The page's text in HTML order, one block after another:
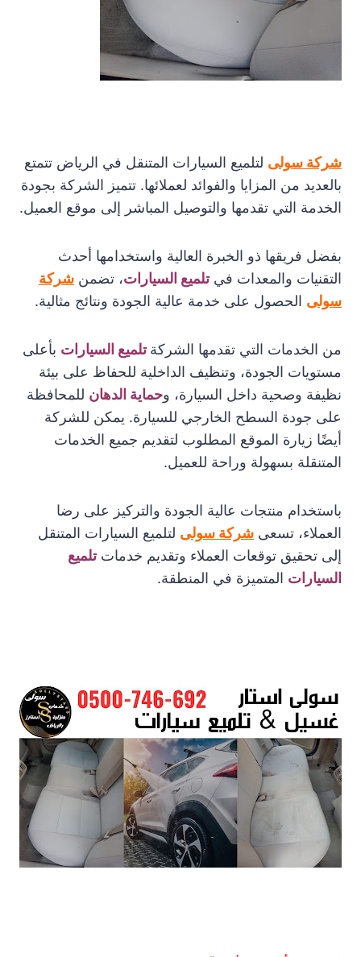
شركة سولى لتلميع السيارات المتنقل في الرياض تتمتع
بالعديد من المزايا والفوائد لعملائها. تتميز الشركة بجودة
الخدمة التي تقدمها والتوصيل المباشر إلى موقع العميل.
بفضل فريقها ذو الخبرة العالية واستخدامها أحدث
التقنيات والمعدات فيتلميع السيارات، تضمن شركة
سولى الحصول على خدمة عالية الجودة ونتائج مثالية.
من الخدمات التي تقدمها الشركةتلميع السيارات بأعلى
مستويات الجودة، وتنظيف الداخلية للحفاظ على بيئة
نظيفة وصحية داخل السيارة، وحماية الدهان للمحافظة
على جودة السطح الخارجي للسيارة. يمكن للشركة
أيضًا زيارة الموقع المطلوب لتقديم جميع الخدمات
المتنقلة بسهولة وراحة للعميل.
باستخدام منتجات عالية الجودة والتركيز على رضا
العملاء، تسعى شركة سولى لتلميع السيارات المتنقل
إلى تحقيق توقعات العملاء وتقديم خدماتتلميع
السيارات المتميزة في المنطقة.